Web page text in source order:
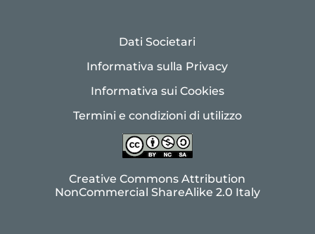
Dati Societari
Informativa sulla Privacy
Informativa sui Cookies
Termini e condizioni di utilizzo
Creative Commons Attribution
NonCommercial ShareAlike 2.0 Italy